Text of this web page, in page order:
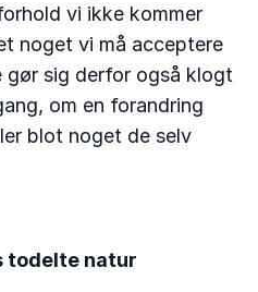
vi ikke kommer
noget vi må acceptere
gør sig derfor også klogt
om en forandring
blot noget de selv
todelte natur